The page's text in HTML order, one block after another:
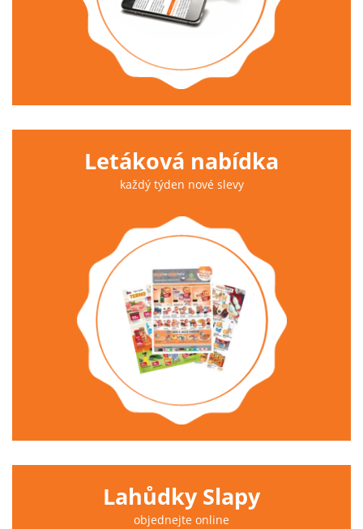
Letáková nabídka
každý týden nové slevy
Lahůdky Slapy
objednejte online